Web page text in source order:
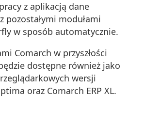
z aplikacją dane
pozostałymi modułami
w sposób automatycznie.
Comarch w przyszłości
dostępne również jako
wersji
oraz Comarch ERP XL.